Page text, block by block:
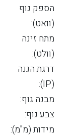
הספק גוף
(וואט):
מתח זינה
(וולט):
דרגת הגנה
(IP):
מבנה גוף:
צבע גוף:
מידות (מ"מ):